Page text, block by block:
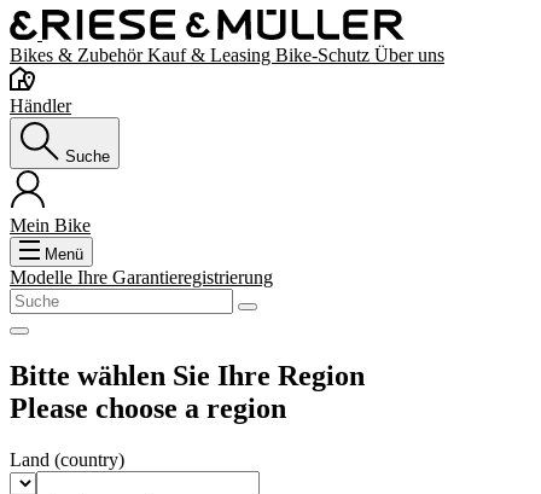
Bikes & ZubehörKauf & Leasing Bike-Schutz Über uns
Händler
Suche
Mein Bike
Menü
Modelle Ihre Garantieregistrierung
Bitte wählen Sie Ihre Region
Please choose a region
Land (country)